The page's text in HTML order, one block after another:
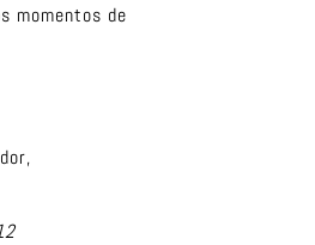
momentos de